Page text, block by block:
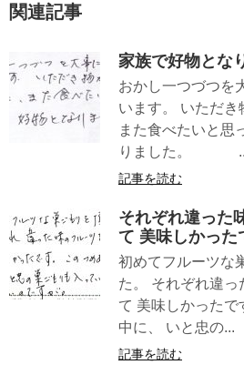
関連記事
家族で好物とな
おかし一つづつを
います。 いただき
また食べたいと思
りました。
記事を読む
それぞれ違った
て 美味しかった
初めてフルーツな
た。 それぞれ違
て 美味しかった
中に、 いと忠の...
記事を読む